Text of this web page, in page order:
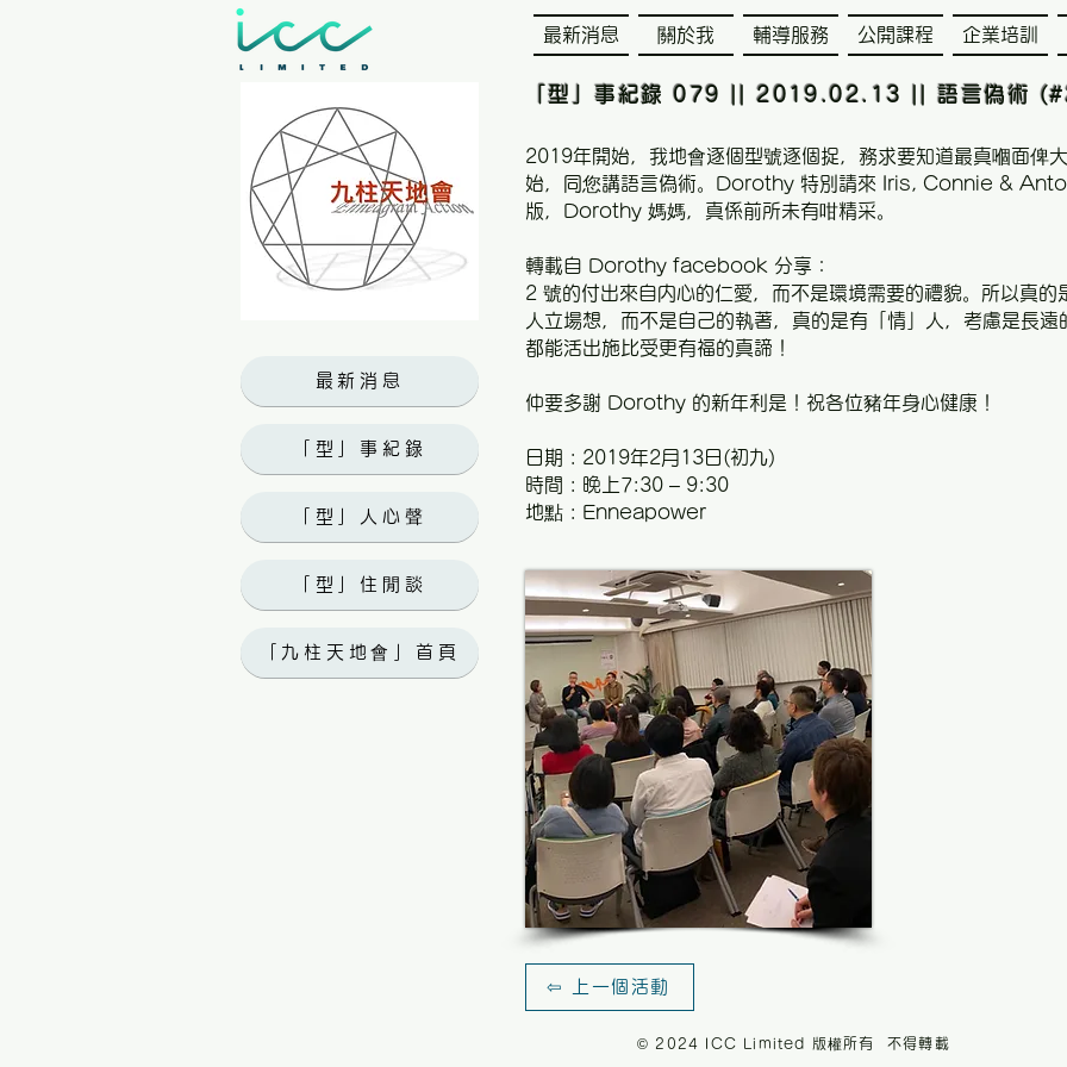
最新消息 關於我 輔導服務 公開課程 企業培訓
最新消息
「型」事紀錄
「型」人心聲
「型」住閒談
「九柱天地會」首頁
「型」事紀錄 079 || 2019.02.13 || 語言偽術
2019年開始，我地會逐個型號逐個捉，務求要知道最真嗰面俾
始，同您講語言偽術。Dorothy 特別請來 Iris, Connie &
版，Dorothy 媽媽，真係前所未有咁精采。
轉載自 Dorothy facebook 分享：
2 號的付出來自内心的仁愛，而不是環境需要的禮貌。所以真的
人立場想，而不是自己的執著，真的是有「情」人，考慮是長
都能活出施比受更有福的真諦！
​仲要多謝 Dorothy 的新年利是！祝各位豬年身心健康！
日期 : 2019年2月13日(初九)
時間 : 晚上7:30 – 9:30
地點 : Enneapower
⇦ 上一個活動
© 2024 ICC Limited 版權所有 不得轉載